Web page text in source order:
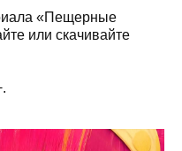
«Пещерные
или скачивайте